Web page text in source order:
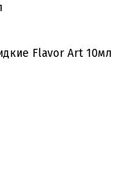
Flavor Art 10мл